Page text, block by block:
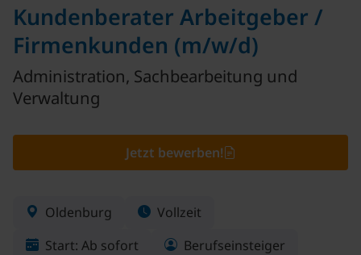
Kundenberater Arbeitgeber /
Firmenkunden (m/w/d)
Administration, Sachbearbeitung und
Verwaltung
Jetzt bewerben!
Oldenburg
Vollzeit
Start: Ab sofort
Berufseinsteiger